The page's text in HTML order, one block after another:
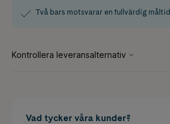
Två bars motsvarar en fullvärdig måltid
Vad tycker våra kunder?